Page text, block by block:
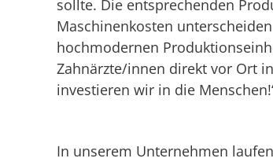
sollte. Die entsprechenden
Maschinenkosten
hochmodernen
Zahnärzte/innen direkt vor Ort
investieren wir in die
In unserem Unternehmen